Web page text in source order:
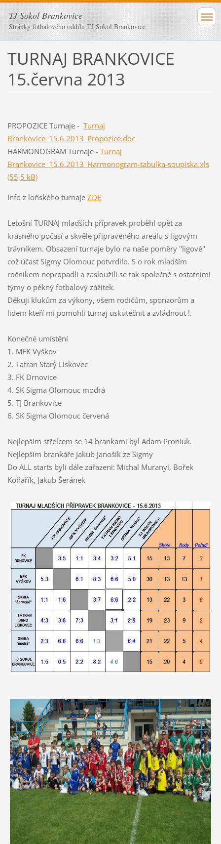
TJ Sokol Brankovice
Stránky fotbalového oddílu TJ Sokol Brankovice
TURNAJ BRANKOVICE
15.června 2013
PROPOZICE Turnaje - Turnaj
Brankovice_15.6.2013_Propozice.doc
HARMONOGRAM Turnaje - Turnaj
Brankovice_15.6.2013_Harmonogram-tabulka-soupiska.xls
(55,5 kB)
Info z loňského turnaje ZDE
Letošní TURNAJ mladších přípravek proběhl opět za
krásného počasí a skvěle připraveného areálu s ligovým
trávníkem. Obsazení turnaje bylo na naše poměry "ligové"
což účast Sigmy Olomouc potvrdilo. S o rok mladším
ročníkem nepropadli a zasloužili se tak společně s ostatními
týmy o pěkný fotbalový zážitek.
Děkuji klukům za výkony, všem rodičům, sponzorům a
lidem kteří mi pomohli turnaj uskutečnit a zvládnout !.
Konečné umístění
1. MFK Vyškov
2. Tatran Starý Lískovec
3. FK Drnovice
4. SK Sigma Olomouc modrá
5. TJ Brankovice
6. SK Sigma Olomouc červená
Nejlepším střelcem se 14 brankami byl Adam Proniuk.
Nejlepším brankáře Jakub Janošík ze Sigmy
Do ALL starts byli dále zařazeni: Michal Muranyi, Bořek
Koňařík, Jakub Šeránek